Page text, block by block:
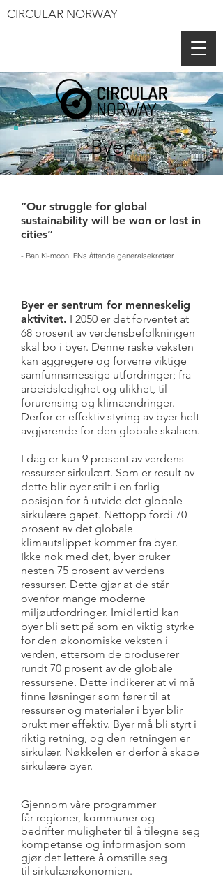
CIRCULAR NORWAY
Byer
Byer er sentrum for menneskelig
aktivitet. I 2050 er det forventet at
68 prosent av verdensbefolkningen
skal bo i byer. Denne raske veksten
kan aggregere og forverre viktige
samfunnsmessige utfordringer; fra
arbeidsledighet og ulikhet, til
forurensing og klimaendringer.
Derfor er effektiv styring av byer helt
avgjørende for den globale skalaen.
I dag er kun 9 prosent av verdens
ressurser sirkulært. Som er result av
dette blir byer stilt i en farlig
posisjon for å utvide det globale
sirkulære gapet. Nettopp fordi 70
prosent av det globale
klimautslippet kommer fra byer.
Ikke nok med det, byer bruker
nesten 75 prosent av verdens
ressurser. Dette gjør at de står
ovenfor mange moderne
miljøutfordringer. Imidlertid kan
byer bli sett på som en viktig styrke
for den økonomiske veksten i
verden, ettersom de produserer
rundt 70 prosent av de globale
ressursene. Dette indikerer at vi må
finne løsninger som fører til at
ressurser og materialer i byer blir
brukt mer effektiv. Byer må bli styrt i
riktig retning, og den retningen er
sirkulær. Nøkkelen er derfor å skape
sirkulære byer.
Gjennom våre programmer
får regioner, kommuner og
bedrifter muligheter til å tilegne seg
kompetanse og informasjon som
gjør det lettere å omstille seg
til sirkulærøkonomien.
”Our struggle for global
sustainability will be won or lost in
cities”
- Ban Ki-moon, FNs åttende generalsekretær.